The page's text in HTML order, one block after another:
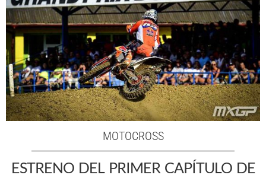
MOTOCROSS
ESTRENO DEL PRIMER CAPÍTULO DE